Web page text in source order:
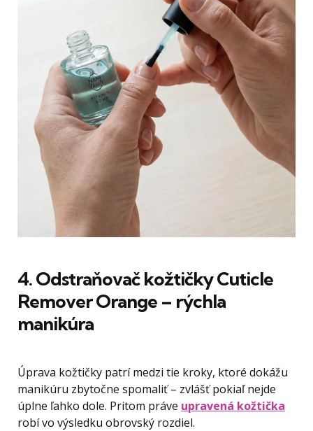
4. Odstraňovač kožtičky Cuticle
Remover Orange – rýchla
manikúra
Úprava kožtičky patrí medzi tie kroky, ktoré dokážu
manikúru zbytočne spomaliť – zvlášť pokiaľ nejde
úplne ľahko dole. Pritom práve upravená kožtička
robí vo výsledku obrovský rozdiel.